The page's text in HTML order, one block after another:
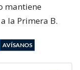
mantiene
la Primera B.
AVÍSANOS